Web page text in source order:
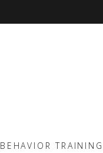
BEHAVIOR TRAINING